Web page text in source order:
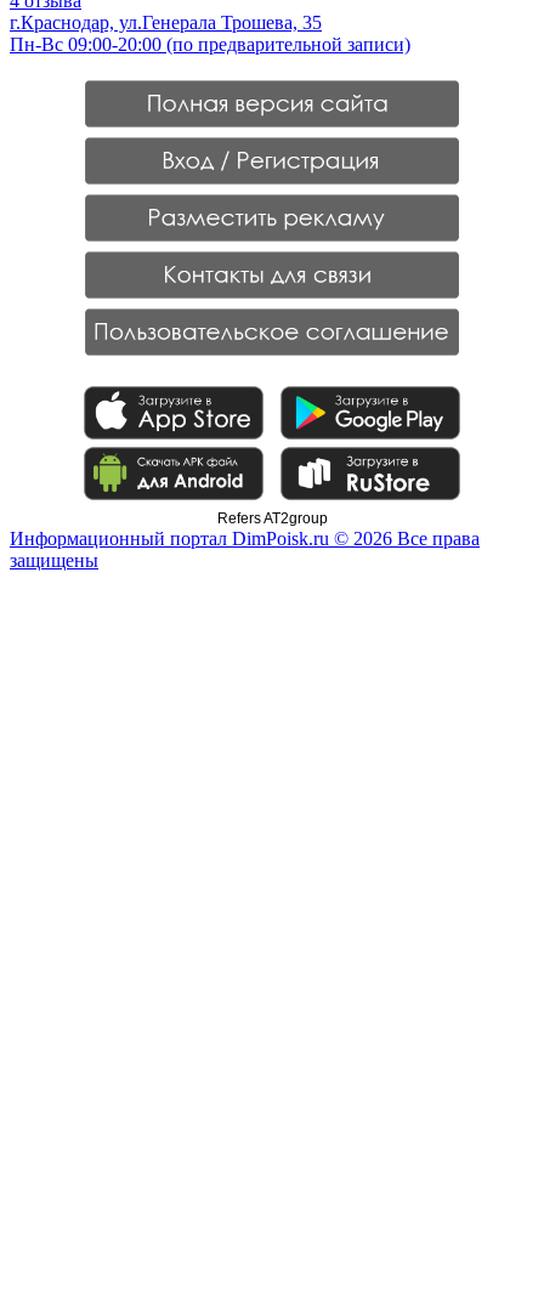
г.Краснодар, ул.Генерала Трошева, 35
Пн-Вс 09:00-20:00 (по предварительной записи)
Refers AT2group
Информационный портал DimPoisk.ru © 2026 Все права
защищены